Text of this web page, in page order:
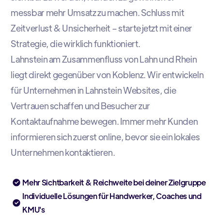
messbar mehr Umsatz zu machen. Schluss mit
Zeitverlust & Unsicherheit – starte jetzt mit einer
Strategie, die wirklich funktioniert.
Lahnstein am Zusammenfluss von Lahn und Rhein
liegt direkt gegenüber von Koblenz. Wir entwickeln
für Unternehmen in Lahnstein Websites, die
Vertrauen schaffen und Besucher zur
Kontaktaufnahme bewegen. Immer mehr Kunden
informieren sich zuerst online, bevor sie ein lokales
Unternehmen kontaktieren.
Mehr Sichtbarkeit & Reichweite bei deiner Zielgruppe
Individuelle Lösungen für Handwerker, Coaches und
KMU's